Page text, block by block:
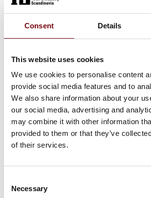
Consent Details
This website uses cookies
We use cookies to personalise content
provide social media features and to
We also share information about your
our social media, advertising and
may combine it with other information
provided to them or that they’ve
of their services.
Selection
Necessary
inspiration til, hvordan du kan
Mød dem her
5 gode grunde
Se fem gode grunde til, hvorfor
skal være en del af HI Tech &
Scandinavia.
Se dem her